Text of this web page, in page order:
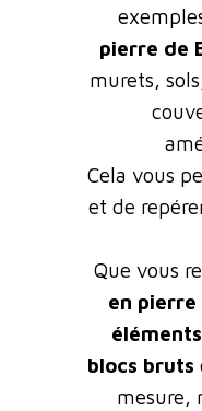
pierre de
murets,
Cela vous
et de
Que vous
en pierre
blocs bruts
mesure,